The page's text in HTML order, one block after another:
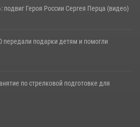
подвиг Героя России Сергея Перца (видео)
передали подарки детям и помогли
по стрелковой подготовке для